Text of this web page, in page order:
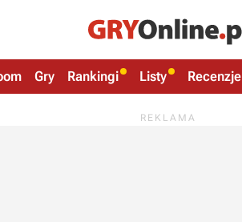
Gry Rankingi Listy Recenzje